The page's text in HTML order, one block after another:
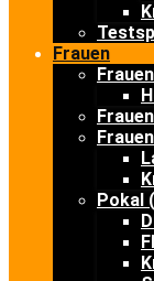
Frauen
Pokal